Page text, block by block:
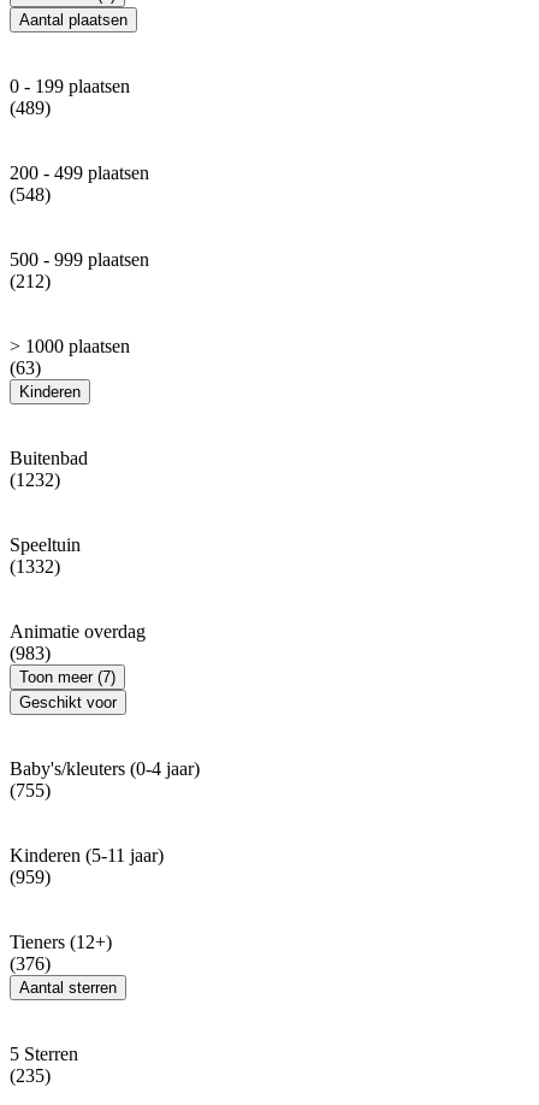
Aantal plaatsen
0 - 199 plaatsen
(489)
200 - 499 plaatsen
(548)
500 - 999 plaatsen
(212)
> 1000 plaatsen
(63)
Kinderen
Buitenbad
(1232)
Speeltuin
(1332)
Animatie overdag
(983)
Toon meer (7)
Geschikt voor
Baby's/kleuters (0-4 jaar)
(755)
Kinderen (5-11 jaar)
(959)
Tieners (12+)
(376)
Aantal sterren
5 Sterren
(235)